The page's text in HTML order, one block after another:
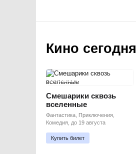
Кино сегодня
ПРЕМЬЕРА
Смешарики сквозь
вселенные
Фантастика, Приключения,
Комедия, до 19 августа
Купить билет